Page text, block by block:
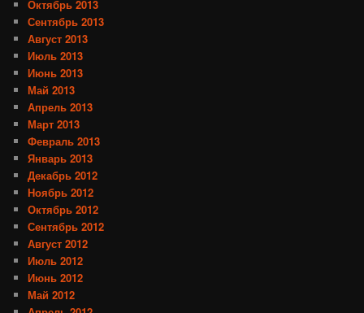
Октябрь 2013
Сентябрь 2013
Август 2013
Июль 2013
Июнь 2013
Май 2013
Апрель 2013
Март 2013
Февраль 2013
Январь 2013
Декабрь 2012
Ноябрь 2012
Октябрь 2012
Сентябрь 2012
Август 2012
Июль 2012
Июнь 2012
Май 2012